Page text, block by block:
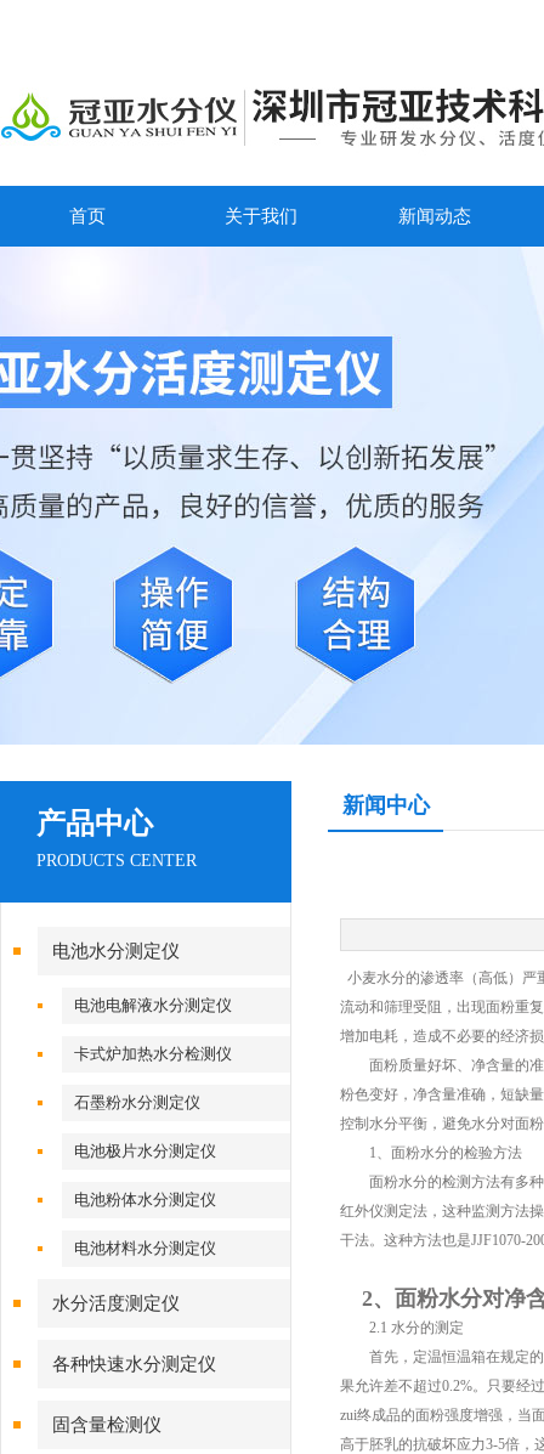
首页 关于我们 新闻动态
产品中心
PRODUCTS CENTER
电池水分测定仪
电池电解液水分测定仪
卡式炉加热水分检测仪
石墨粉水分测定仪
电池极片水分测定仪
电池粉体水分测定仪
电池材料水分测定仪
水分活度测定仪
各种快速水分测定仪
固含量检测仪
新闻中心
小麦水分的渗透率（高低）严
流动和筛理受阻，出现面粉重
增加电耗，造成不必要的经济
面粉质量好坏、净含量的准
粉色变好，净含量准确，短缺
控制水分平衡，避免水分对面
1、面粉水分的检验方法
面粉水分的检测方法有多种
红外仪测定法，这种监测方法
干法。这种方法也是JJF1070-
2、面粉水分对净
2.1 水分的测定
首先，定温恒温箱在规定的
果允许差不超过0.2%。只要经
zui终成品的面粉强度增强，当
高于胚乳的抗破坏应力3-5倍，